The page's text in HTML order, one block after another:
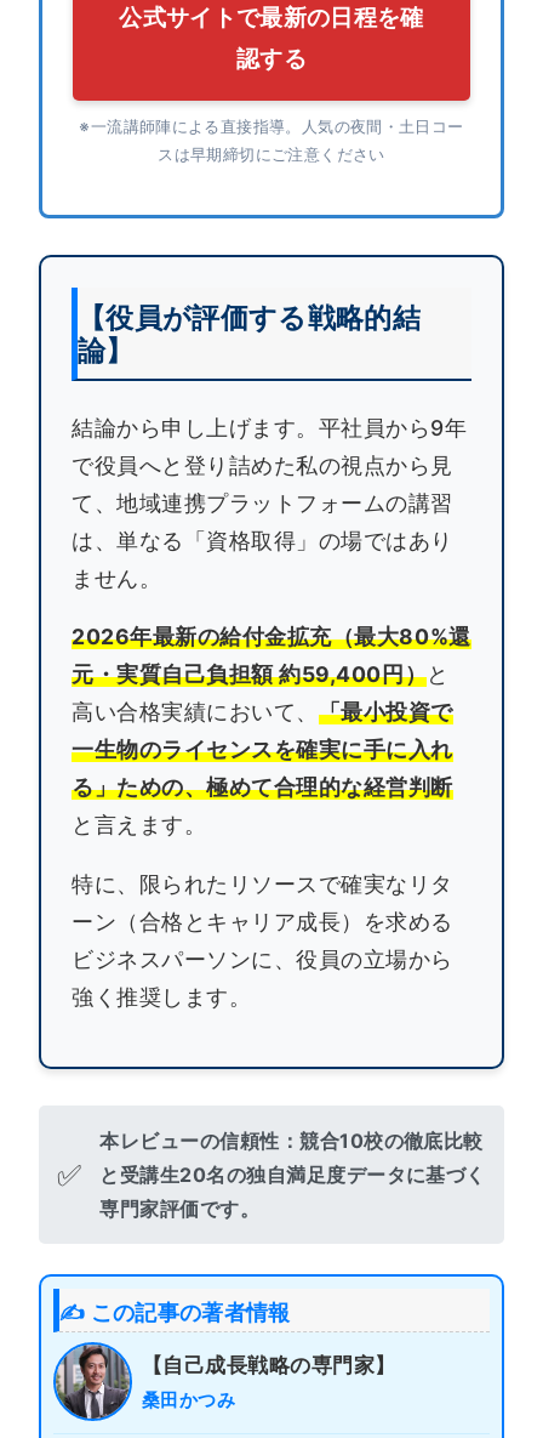
公式サイトで最新の日程を確
認する
※一流講師陣による直接指導。人気の夜間・土日コー
スは早期締切にご注意ください
【役員が評価する戦略的結
論】
結論から申し上げます。平社員から9年
で役員へと登り詰めた私の視点から見
て、地域連携プラットフォームの講習
は、単なる「資格取得」の場ではあり
ません。
2026年最新の給付金拡充（最大80%還
元・実質自己負担額 約59,400円）と
高い合格実績において、 「最小投資で
一生物のライセンスを確実に手に入れ
る」ための、極めて合理的な経営判断
と言えます。
特に、限られたリソースで確実なリタ
ーン（合格とキャリア成長）を求める
ビジネスパーソンに、役員の立場から
強く推奨します。
✅
本レビューの信頼性：競合10校の徹底比較
と受講生20名の独自満足度データに基づく
専門家評価です。
✍️ この記事の著者情報
【自己成長戦略の専門家】
桑田かつみ